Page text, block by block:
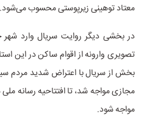
معتاد توهینی زیرپوستی محسوب می‌شود.
در بخشی دیگر روایت سریال وارد
تصویری وارونه از اقوام ساکن در این
بخش از سریال با اعتراض شدید مردم
مواجه شود.